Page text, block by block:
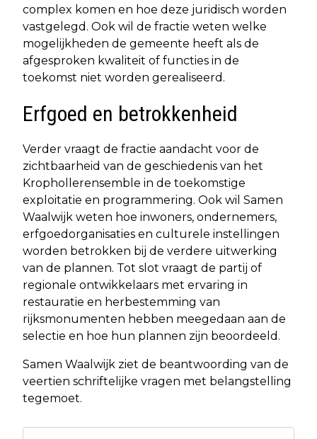
complex komen en hoe deze juridisch worden
vastgelegd. Ook wil de fractie weten welke
mogelijkheden de gemeente heeft als de
afgesproken kwaliteit of functies in de
toekomst niet worden gerealiseerd.
Erfgoed en betrokkenheid
Verder vraagt de fractie aandacht voor de
zichtbaarheid van de geschiedenis van het
Krophollerensemble in de toekomstige
exploitatie en programmering. Ook wil Samen
Waalwijk weten hoe inwoners, ondernemers,
erfgoedorganisaties en culturele instellingen
worden betrokken bij de verdere uitwerking
van de plannen. Tot slot vraagt de partij of
regionale ontwikkelaars met ervaring in
restauratie en herbestemming van
rijksmonumenten hebben meegedaan aan de
selectie en hoe hun plannen zijn beoordeeld.
Samen Waalwijk ziet de beantwoording van de
veertien schriftelijke vragen met belangstelling
tegemoet.